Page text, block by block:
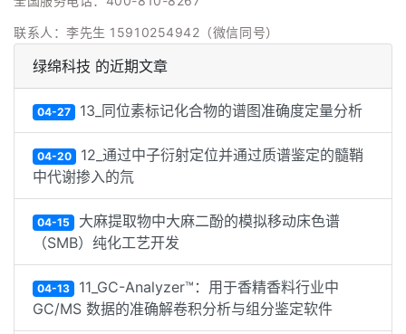
联系人：李先生 15910254942（微信同号）
绿绵科技 的近期文章
04-27 13_同位素标记化合物的谱图准确度定量分析
04-20 12_通过中子衍射定位并通过质谱鉴定的髓鞘
中代谢掺入的氘
04-15 大麻提取物中大麻二酚的模拟移动床色谱
（SMB）纯化工艺开发
04-13 11_GC-Analyzer™：用于香精香料行业中
GC/MS 数据的准确解卷积分析与组分鉴定软件